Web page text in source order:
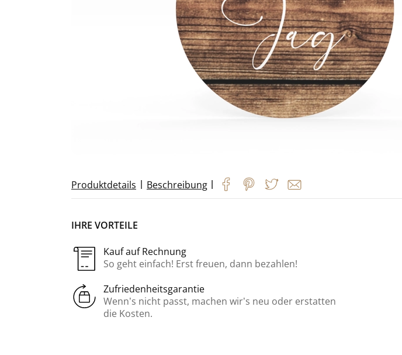
Produktdetails | Beschreibung |
IHRE VORTEILE
Kauf auf Rechnung
So geht einfach! Erst freuen, dann bezahlen!
Zufriedenheitsgarantie
Wenn’s nicht passt, machen wir’s neu oder erstatten
die Kosten.